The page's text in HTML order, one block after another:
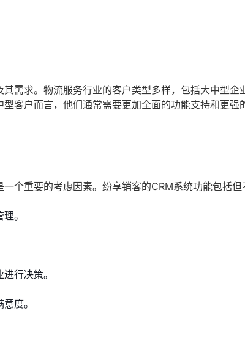
需求。物流服务行业的客户类型多样，包括大中型企
客户而言，他们通常需要更加全面的功能支持和更强
个重要的考虑因素。纷享销客的CRM系统功能包括但
。
行决策。
度。